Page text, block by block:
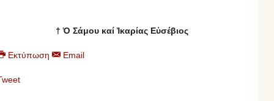
† Ὁ Σάμου καί Ἰκαρίας Εὐσέβιος
Εκτύπωση Email